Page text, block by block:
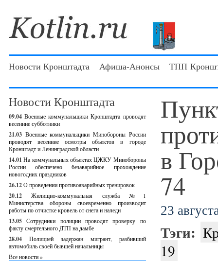
Новости Кронштадта Афиша-Анонсы ТПП
Новости Кронштадта
09.04 Военные коммунальщики Кронштадта проводят
весенние субботники
21.03 Военные коммунальщики Минобороны России
проводят весенние осмотры объектов в городе
Кронштадт и Ленинградской области
14.01 На коммунальных объектах ЦЖКУ Минобороны
России обеспечено безаварийное прохождение
новогодних праздников
26.12О проведении противоаварийных тренировок
20.12
Жилищно-коммунальная служба №1
Министерства обороны своевременно производит
работы по отчистке кровель от снега и наледи
13.05 Сотрудники полиции проводят проверку по
факту смертельного ДТП на дамбе
28.04
Полицией задержан мигрант, разбивший
автомобиль своей бывшей начальницы
Все новости »
в
74
23
Тэги:
19